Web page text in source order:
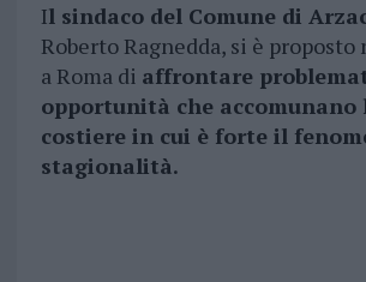
Il sindaco del Comune di
Roberto Ragnedda, si è
a Roma di affrontare
opportunità che
costiere in cui è forte il
stagionalità.